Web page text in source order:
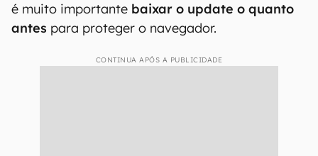
é muito importante baixar o update o quanto
antes para proteger o navegador.
CONTINUA APÓS A PUBLICIDADE